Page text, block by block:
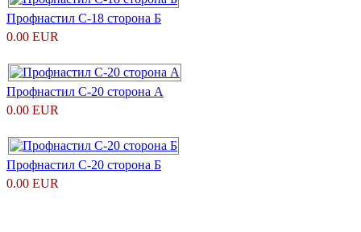
Профнастил С-18 сторона Б
0.00 EUR
Профнастил С-20 сторона А
0.00 EUR
Профнастил С-20 сторона Б
0.00 EUR